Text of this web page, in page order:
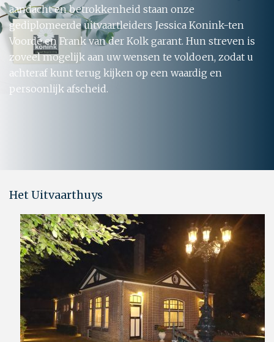
aandacht en betrokkenheid staan onze
gediplomeerde uitvaartleiders Jessica Konink-ten
Voorde en Frank van der Kolk garant. Hun streven is
zoveel mogelijk aan uw wensen te voldoen, zodat u
achteraf kunt terug kijken op een waardig en
persoonlijk afscheid.
Het Uitvaarthuys